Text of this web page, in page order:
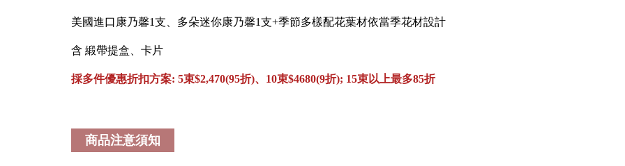
美國進口康乃馨1支、多朵迷你康乃馨1支+季節多樣配花葉材依當季花材設計
含 緞帶提盒、卡片
採多件優惠折扣方案: 5束$2,470(95折)、10束$4680(9折); 15束以上最多85折
商品注意須知